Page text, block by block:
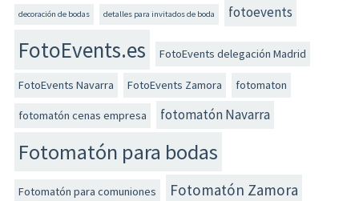
decoración de bodas detalles para invitados de boda fotoevents
FotoEvents.es FotoEvents delegación Madrid
FotoEvents Navarra FotoEvents Zamora fotomaton
fotomatón cenas empresa fotomatón Navarra
Fotomatón para bodas
Fotomatón para comuniones Fotomatón Zamora